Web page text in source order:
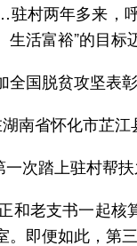
村两年多来，
活富裕”的目标
全国脱贫攻坚表
南省怀化市芷
次踏上驻村帮
和老支书一起
即便如此，第